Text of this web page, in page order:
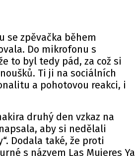
se zpěvačka během
Do mikrofonu s
to byl tedy pád, za což si
Ti ji na sociálních
a pohotovou reakci, i
druhý den vzkaz na
aby si nedělali
Dodala také, že proti
s názvem Las Mujeres Ya